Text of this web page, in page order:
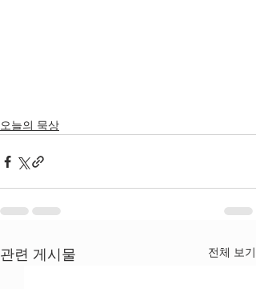
오늘의 묵상
관련 게시물 전체 보기